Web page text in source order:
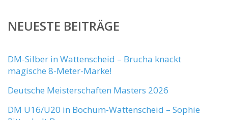
NEUESTE BEITRÄGE
DM-Silber in Wattenscheid – Brucha knackt
magische 8-Meter-Marke!
Deutsche Meisterschaften Masters 2026
DM U16/U20 in Bochum-Wattenscheid – Sophie